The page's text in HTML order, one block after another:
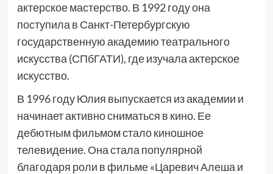
актерское мастерство. В 1992 году она
поступила в Санкт-Петербургскую
государственную академию театрального
искусства (СПбГАТИ), где изучала актерское
искусство.
В 1996 году Юлия выпускается из академии и
начинает активно сниматься в кино. Ее
дебютным фильмом стало киношное
телевидение. Она стала популярной
благодаря роли в фильме «Царевич Алеша и